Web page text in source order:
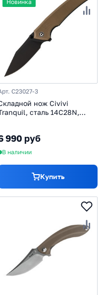
Новинка
C23027-3
нож Civivi
сталь 14C28N,
990 руб
В наличии
Купить